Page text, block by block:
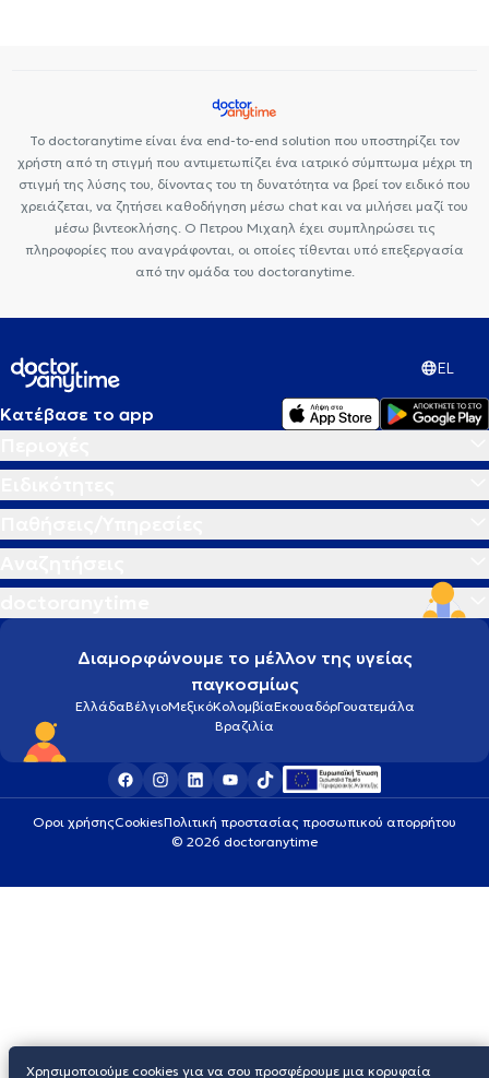
Το doctoranytime είναι ένα end-to-end solution που υποστηρίζει τον
χρήστη από τη στιγμή που αντιμετωπίζει ένα ιατρικό σύμπτωμα μέχρι τη
στιγμή της λύσης του, δίνοντας του τη δυνατότητα να βρεί τον ειδικό που
χρειάζεται, να ζητήσει καθοδήγηση μέσω chat και να μιλήσει μαζί του
μέσω βιντεοκλήσης. Ο Πετρου Μιχαηλ έχει συμπληρώσει τις
πληροφορίες που αναγράφονται, οι οποίες τίθενται υπό επεξεργασία
από την ομάδα του doctoranytime.
EL
Κατέβασε το app
Διαμορφώνουμε το μέλλον της υγείας
παγκοσμίως
ΕλλάδαΒέλγιοΜεξικόΚολομβίαΕκουαδόρΓουατεμάλα
Βραζιλία
Οροι χρήσηςCookiesΠολιτική προστασίας προσωπικού απορρήτου
© 2026 doctoranytime
Χρησιμοποιούμε cookies για να σου προσφέρουμε μια κορυφαία